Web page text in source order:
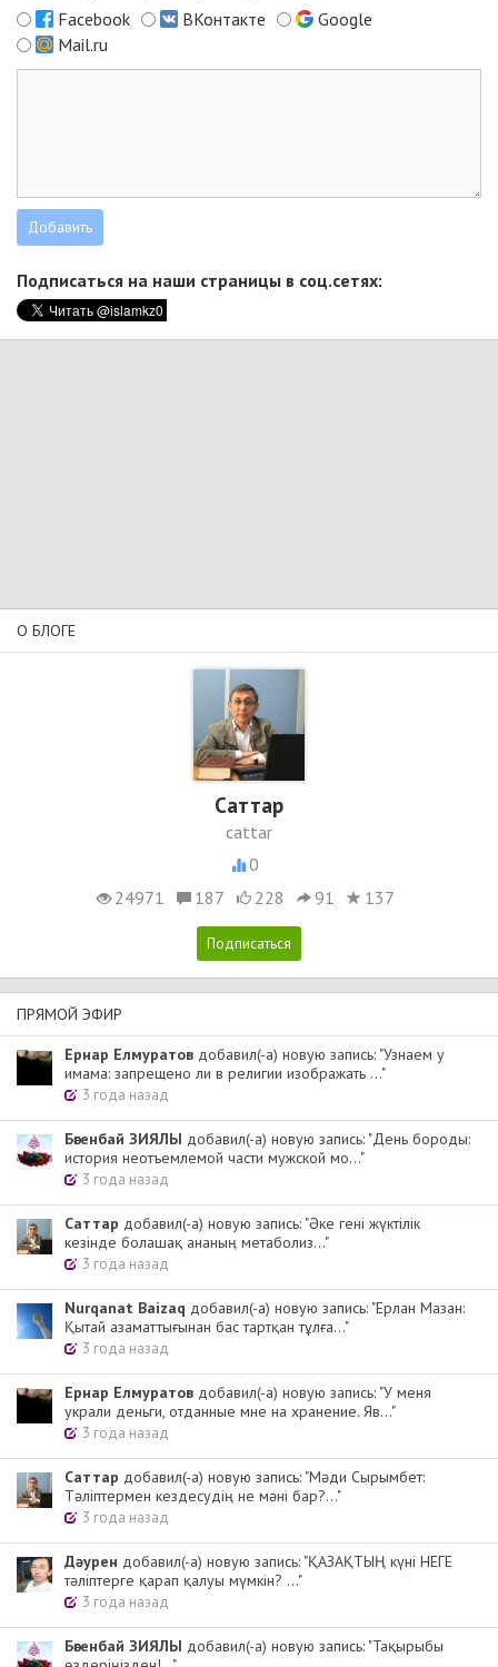
Facebook
ВКонтакте
Google
Mail.ru
Подписаться на наши страницы в соц.сетях:
О БЛОГЕ
Cаттар
cattar
0
24971
187 228 91 137
ПРЯМОЙ ЭФИР
Ернар Елмуратов добавил(-а) новую запись: "Узнаем у
имама: запрещено ли в религии изображать ..."
3 года назад
Бөгенбай ЗИЯЛЫ добавил(-а) новую запись: "День бороды:
история неотъемлемой части мужской мо..."
3 года назад
Cаттар добавил(-а) новую запись: "Әке гені жүктілік
кезінде болашақ ананың метаболиз..."
3 года назад
Nurqanat Baizaq добавил(-а) новую запись: "Ерлан Мазан:
Қытай азаматтығынан бас тартқан тұлға..."
3 года назад
Ернар Елмуратов добавил(-а) новую запись: "У меня
украли деньги, отданные мне на хранение. Яв..."
3 года назад
Cаттар добавил(-а) новую запись: "Мәди Сырымбет:
Тәліптермен кездесудің не мәні бар?..."
3 года назад
Дәурен добавил(-а) новую запись: "ҚАЗАҚТЫҢ күні НЕГЕ
тәліптерге қарап қалуы мүмкін? ..."
3 года назад
Бөгенбай ЗИЯЛЫ добавил(-а) новую запись: "Тақырыбы